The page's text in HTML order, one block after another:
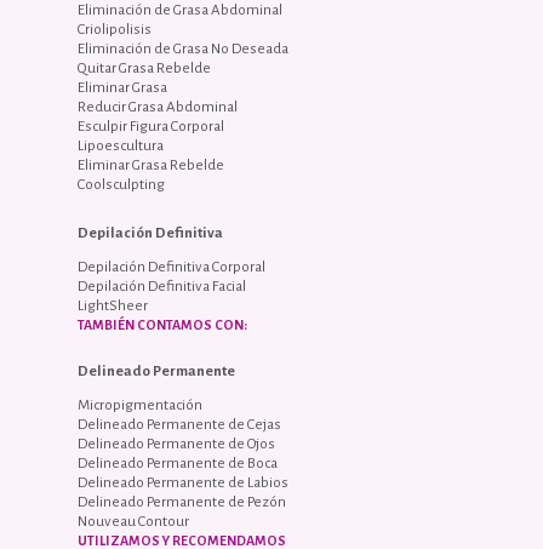
Eliminación de Grasa Abdominal
Criolipolisis
Eliminación de Grasa No Deseada
Quitar Grasa Rebelde
Eliminar Grasa
Reducir Grasa Abdominal
Esculpir Figura Corporal
Lipoescultura
Eliminar Grasa Rebelde
Coolsculpting
Depilación Definitiva
Depilación Definitiva Corporal
Depilación Definitiva Facial
LightSheer
TAMBIÉN CONTAMOS CON:
Delineado Permanente
Micropigmentación
Delineado Permanente de Cejas
Delineado Permanente de Ojos
Delineado Permanente de Boca
Delineado Permanente de Labios
Delineado Permanente de Pezón
Nouveau Contour
UTILIZAMOS Y RECOMENDAMOS